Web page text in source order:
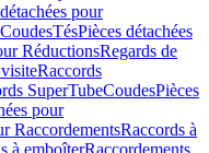
pour
TésPièces détachées
RéductionsRegards de
Raccords
SuperTubeCoudesPièces
pour
RaccordementsRaccords à
à emboîterRaccordements